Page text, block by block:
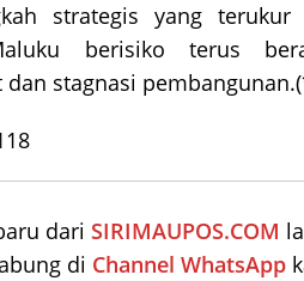
strategis yang terukur
berisiko terus
stagnasi
dariSIRIMAUPOS.COM
di Channel WhatsApp